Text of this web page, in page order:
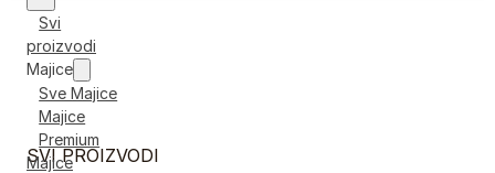
Svi
proizvodi
Majice
Sve Majice
Majice
Premium
Majice
SVI PROIZVODI